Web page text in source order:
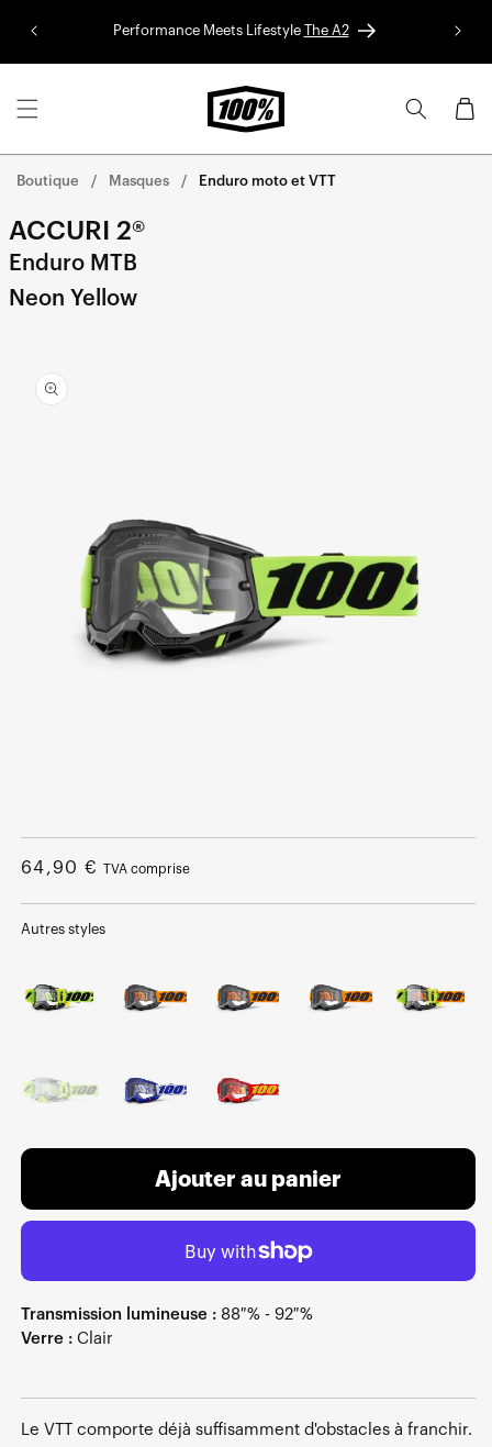
contenu
Performance Meets Lifestyle The A2
Panier
Boutique Masques Enduro moto et VTT
ACCURI 2®
Enduro MTB
Neon Yellow
informations
sur le
le
média
1
une
fenêtre
modale
Prix
64,90 € TVA comprise
Autres styles
Ajouter au panier
Transmission lumineuse : 88 % - 92 %
Verre : Clair
Le VTT comporte déjà suffisamment d'obstacles à franchir.